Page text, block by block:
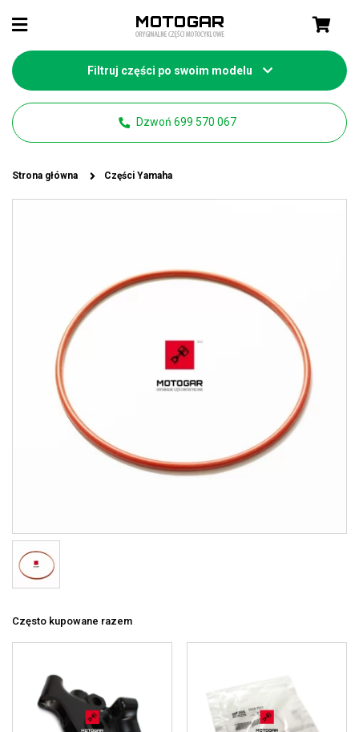
Filtruj części po swoim modelu
Dzwoń 699 570 067
Strona główna Części Yamaha
Często kupowane razem